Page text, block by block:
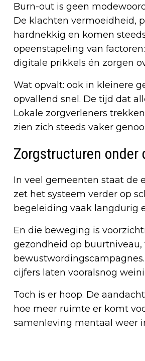
Burn-out is geen
De klachten vermoeidheid,
hardnekkig en komen
opeenstapeling van
digitale prikkels én zorgen
Wat opvalt: ook in kleinere
opvallend snel. De tijd dat
Lokale zorgverleners
zien zich steeds vaker
Zorgstructuren onder
In veel gemeenten staat de
zet het systeem verder op
begeleiding vaak langdurig
En die beweging is
gezondheid op
cijfers laten vooralsnog
Toch is er hoop. De
hoe meer ruimte er komt
samenleving mentaal weer